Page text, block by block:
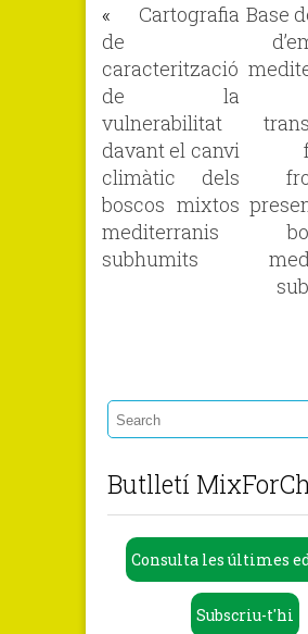
« Cartografia
de
caracterització
de la
vulnerabilitat
davant el canvi
climàtic dels
boscos mixtos
mediterranis
subhumits
Base
Butlletí
Consulta les últimes
Subscriu-t'hi